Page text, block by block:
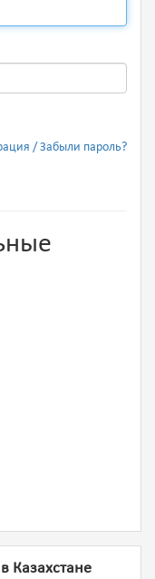
Забыли пароль?
Казахстане